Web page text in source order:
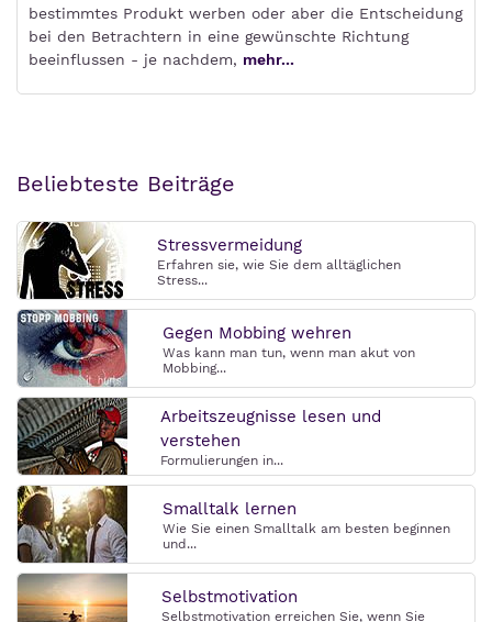
bestimmtes Produkt werben oder aber die Entscheidung
bei den Betrachtern in eine gewünschte Richtung
beeinflussen - je nachdem, mehr...
Beliebteste Beiträge
Stressvermeidung
Erfahren sie, wie Sie dem alltäglichen
Stress...
Gegen Mobbing wehren
Was kann man tun, wenn man akut von
Mobbing...
Arbeitszeugnisse lesen und
verstehen
Formulierungen in...
Smalltalk lernen
Wie Sie einen Smalltalk am besten beginnen
und...
Selbstmotivation
Selbstmotivation erreichen Sie, wenn Sie